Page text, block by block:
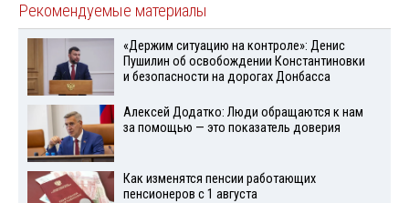
Рекомендуемые материалы
«Держим ситуацию на контроле»: Денис
Пушилин об освобождении Константиновки
и безопасности на дорогах Донбасса
Алексей Додатко: Люди обращаются к нам
за помощью — это показатель доверия
Как изменятся пенсии работающих
пенсионеров с 1 августа